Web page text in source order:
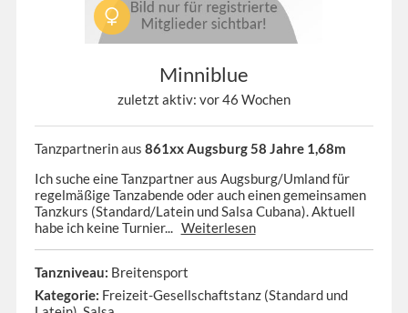
Minniblue
zuletzt aktiv: vor 46 Wochen
Tanzpartnerin aus 861xx Augsburg 58 Jahre 1,68m
Ich suche eine Tanzpartner aus Augsburg/Umland für
regelmäßige Tanzabende oder auch einen gemeinsamen
Tanzkurs (Standard/Latein und Salsa Cubana). Aktuell
habe ich keine Turnier... Weiterlesen
Tanzniveau: Breitensport
Kategorie: Freizeit-Gesellschaftstanz (Standard und